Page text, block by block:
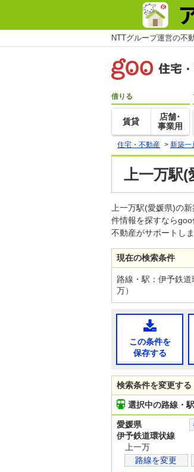
NTTグループ運営の不
借りる
賃貸
店舗･
事業用
住宅・不動産 > 新築一
上一万駅(
上一万駅(愛媛県)の
件情報を探すなら
不動産がサポートしま
現在の検索条件
路線・駅：伊予鉄
万）
この条件を
保存する
検索条件を変更する
選択中の路線・駅
愛媛県
伊予鉄道環状線
上一万
路線を変更